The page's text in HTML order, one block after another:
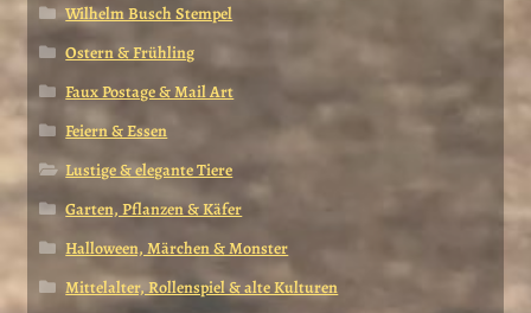
Wilhelm Busch Stempel
Ostern & Frühling
Faux Postage & Mail Art
Feiern & Essen
Lustige & elegante Tiere
Garten, Pflanzen & Käfer
Halloween, Märchen & Monster
Mittelalter, Rollenspiel & alte Kulturen